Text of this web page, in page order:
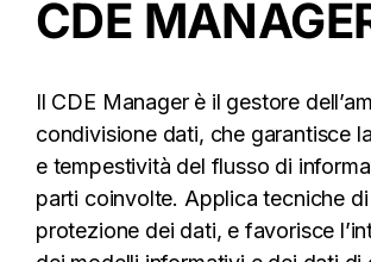
BIM: COSA SAPERE
SUPPORTO
CDE
Il CDE Manager è il gestore
condivisione dati, che garantisce
e tempestività del flusso di
parti coinvolte. Applica tecniche di
protezione dei dati, e favorisce